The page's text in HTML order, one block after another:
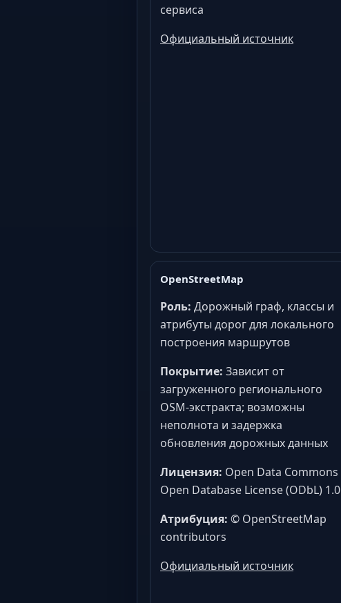
сервиса
Официальный источник
OpenStreetMap
Роль: Дорожный граф, классы и
атрибуты дорог для локального
построения маршрутов
Покрытие: Зависит от
загруженного регионального
OSM-экстракта; возможны
неполнота и задержка
обновления дорожных данных
Лицензия: Open Data Commons
Open Database License (ODbL) 1.0
Атрибуция: © OpenStreetMap
contributors
Официальный источник